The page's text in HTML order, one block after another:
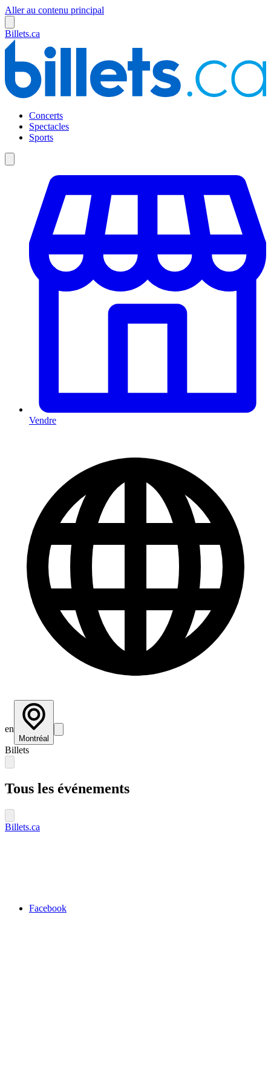
Aller au contenu principal
Billets.ca
Concerts
Spectacles
Sports
Vendre
en
Montréal
Billets
Tous les événements
Billets.ca
Facebook